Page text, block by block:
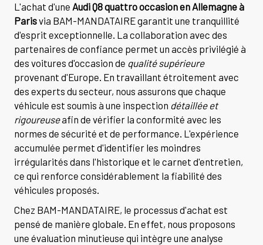
L'achat d'une Audi Q8 quattro occasion en Allemagne à
Parisvia BAM-MANDATAIRE garantit une tranquillité
d'esprit exceptionnelle. La collaboration avec des
partenaires de confiance permet un accès privilégié à
des voitures d'occasion de qualité supérieure
provenant d'Europe. En travaillant étroitement avec
des experts du secteur, nous assurons que chaque
véhicule est soumis à une inspection détaillée et
rigoureuseafin de vérifier la conformité avec les
normes de sécurité et de performance. L'expérience
accumulée permet d'identifier les moindres
irrégularités dans l'historique et le carnet d'entretien,
ce qui renforce considérablement la fiabilité des
véhicules proposés.
Chez BAM-MANDATAIRE, le processus d'achat est
pensé de manière globale. En effet, nous proposons
une évaluation minutieuse qui intègre une analyse